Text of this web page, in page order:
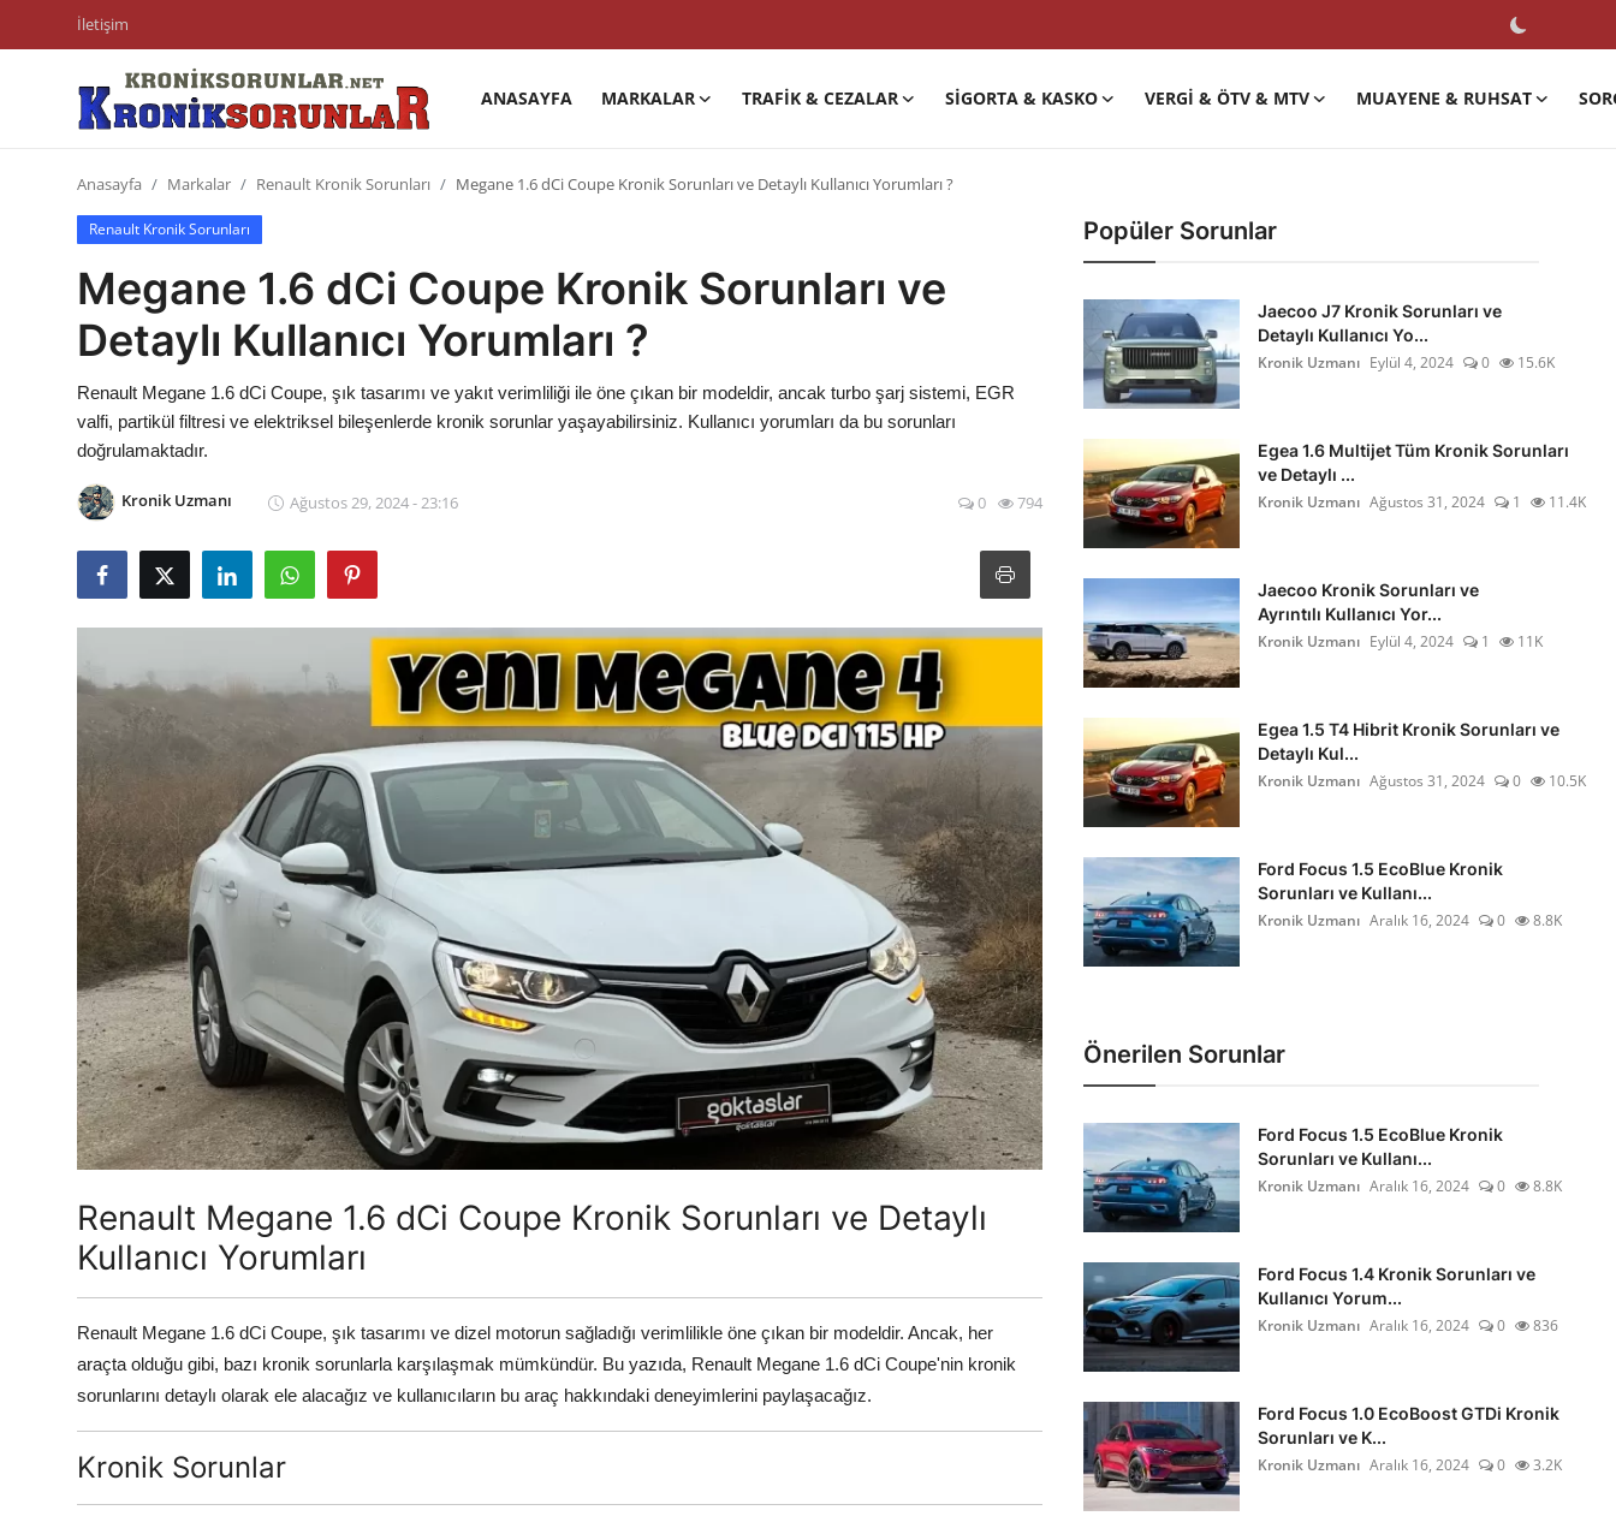
İletişim
ANASAYFA MARKALAR TRAFIK & CEZALAR SIGORTA & KASKO VERGI & ÖTV & MTV MUAYENE & RUHSAT
Trafik & Cezalar
Sigorta & Kasko
Vergi & ÖTV & MTV
Sorgulamalar
İkinci El & Alım-Satım
Bakım & Arıza Çözümleri
Elektrikli & Hibrit
Kiralama & Filo
Sürüş & Güvenlik
Lastik & Jant
Yağlar & Sıvılar
LPG & Yakıt
Elektrik & Akü
Klima & Konfor
Aydınlatma & Görüş
Şanzıman & Aktarma
Dizel Sistemler
Multimedya & Elektronik
Anasayfa Markalar Renault Kronik Sorunları Megane 1.6 dCi Coupe Kronik Sorunları ve Detaylı Kullanıcı Yorumları ?
Renault Kronik Sorunları
Megane 1.6 dCi Coupe Kronik Sorunları ve
Detaylı Kullanıcı Yorumları ?
Renault Megane 1.6 dCi Coupe, şık tasarımı ve yakıt verimliliği ile öne çıkan bir modeldir, ancak turbo şarj sistemi, EGR
valfi, partikül filtresi ve elektriksel bileşenlerde kronik sorunlar yaşayabilirsiniz. Kullanıcı yorumları da bu sorunları
doğrulamaktadır.
Kronik Uzmanı Ağustos 29, 2024 - 23:16 0 794
Renault Megane 1.6 dCi Coupe Kronik Sorunları ve Detaylı
Kullanıcı Yorumları
Renault Megane 1.6 dCi Coupe, şık tasarımı ve dizel motorun sağladığı verimlilikle öne çıkan bir modeldir. Ancak, her
araçta olduğu gibi, bazı kronik sorunlarla karşılaşmak mümkündür. Bu yazıda, Renault Megane 1.6 dCi Coupe'nin kronik
sorunlarını detaylı olarak ele alacağız ve kullanıcıların bu araç hakkındaki deneyimlerini paylaşacağız.
Kronik Sorunlar
Popüler Sorunlar
Jaecoo J7 Kronik Sorunları ve
Detaylı Kullanıcı Yo...
Kronik Uzmanı Eylül 4, 2024 0 15.6K
Egea 1.6 Multijet Tüm Kronik Sorunları
ve Detaylı ...
Kronik Uzmanı Ağustos 31, 2024 1 11.4K
Jaecoo Kronik Sorunları ve
Ayrıntılı Kullanıcı Yor...
Kronik Uzmanı Eylül 4, 2024 1 11K
Egea 1.5 T4 Hibrit Kronik Sorunları ve
Detaylı Kul...
Kronik Uzmanı Ağustos 31, 2024 0 10.5K
Ford Focus 1.5 EcoBlue Kronik
Sorunları ve Kullanı...
Kronik Uzmanı Aralık 16, 2024 0 8.8K
Önerilen Sorunlar
Ford Focus 1.5 EcoBlue Kronik
Sorunları ve Kullanı...
Kronik Uzmanı Aralık 16, 2024 0 8.8K
Ford Focus 1.4 Kronik Sorunları ve
Kullanıcı Yorum...
Kronik Uzmanı Aralık 16, 2024 0 836
Ford Focus 1.0 EcoBoost GTDi Kronik
Sorunları ve K...
Kronik Uzmanı Aralık 16, 2024 0 3.2K